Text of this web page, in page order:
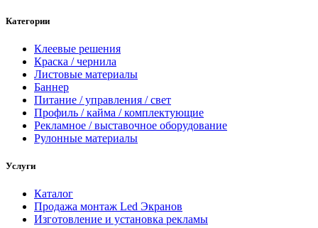
Категории
Клеевые решения
Краска / чернила
Листовые материалы
Баннер
Питание / управления / свет
Профиль / кайма / комплектующие
Рекламное / выставочное оборудование
Рулонные материалы
Услуги
Каталог
Продажа монтаж Led Экранов
Изготовление и установка рекламы